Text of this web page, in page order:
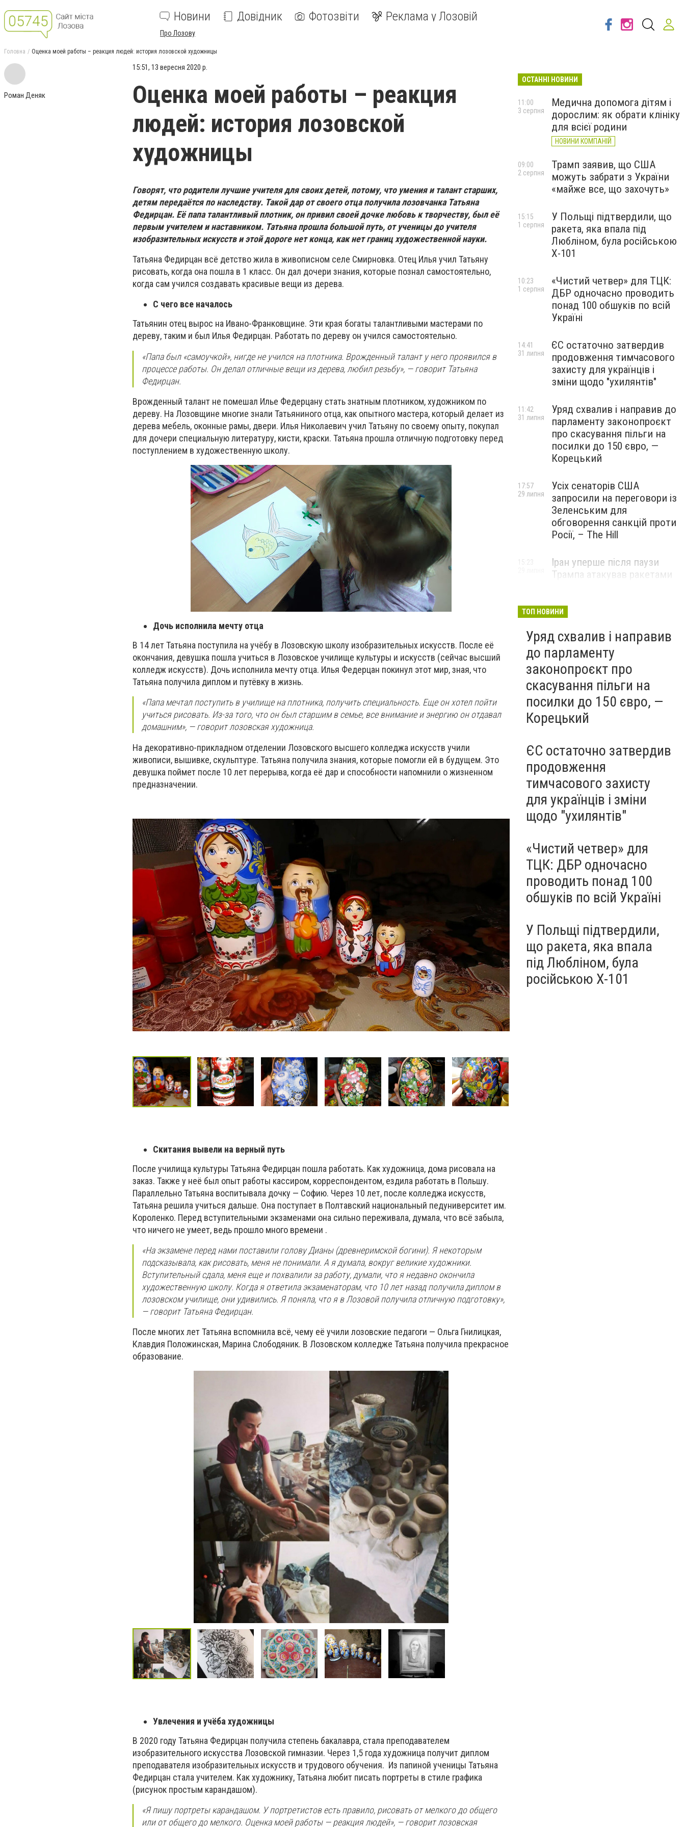
Новини Довідник Фотозвіти Реклама у Лозовій
Про Лозову
Головна Оценка моей работы – реакция людей: история лозовской художницы
Роман Деняк
15:51, 13 вересня 2020 р.
Оценка моей работы – реакция
людей: история лозовской
художницы
Говорят, что родители лучшие учителя для своих детей, потому, что умения и талант старших,
детям передаётся по наследству. Такой дар от своего отца получила лозовчанка Татьяна
Федирцан. Её папа талантливый плотник, он привил своей дочке любовь к творчеству, был её
первым учителем и наставником. Татьяна прошла большой путь, от ученицы до учителя
изобразительных искусств и этой дороге нет конца, как нет границ художественной науки.
Татьяна Федирцан всё детство жила в живописном селе Смирновка. Отец Илья учил Татьяну
рисовать, когда она пошла в 1 класс. Он дал дочери знания, которые познал самостоятельно,
когда сам учился создавать красивые вещи из дерева.
С чего все началось
Татьянин отец вырос на Ивано-Франковщине. Эти края богаты талантливыми мастерами по
дереву, таким и был Илья Федирцан. Работать по дереву он учился самостоятельно.
«Папа был «самоучкой», нигде не учился на плотника. Врожденный талант у него проявился в
процессе работы. Он делал отличные вещи из дерева, любил резьбу», — говорит Татьяна
Федирцан.
Врожденный талант не помешал Илье Федерцану стать знатным плотником, художником по
дереву. На Лозовщине многие знали Татьяниного отца, как опытного мастера, который делает из
дерева мебель, оконные рамы, двери. Илья Николаевич учил Татьяну по своему опыту, покупал
для дочери специальную литературу, кисти, краски. Татьяна прошла отличную подготовку перед
поступлением в художественную школу.
Дочь исполнила мечту отца
В 14 лет Татьяна поступила на учёбу в Лозовскую школу изобразительных искусств. После её
окончания, девушка пошла учиться в Лозовское училище культуры и искусств (сейчас высший
колледж искусств). Дочь исполнила мечту отца. Илья Федерцан покинул этот мир, зная, что
Татьяна получила диплом и путёвку в жизнь.
«Папа мечтал поступить в училище на плотника, получить специальность. Еще он хотел пойти
учиться рисовать. Из-за того, что он был старшим в семье, все внимание и энергию он отдавал
домашним», — говорит лозовская художница.
На декоративно-прикладном отделении Лозовского высшего колледжа искусств учили
живописи, вышивке, скульптуре. Татьяна получила знания, которые помогли ей в будущем. Это
девушка поймет после 10 лет перерыва, когда её дар и способности напомнили о жизненном
предназначении.
Скитания вывели на верный путь
После училища культуры Татьяна Федирцан пошла работать. Как художница, дома рисовала на
заказ. Также у неё был опыт работы кассиром, корреспондентом, ездила работать в Польшу.
Параллельно Татьяна воспитывала дочку — Софию. Через 10 лет, после колледжа искусств,
Татьяна решила учиться дальше. Она поступает в Полтавский национальный педуниверситет им.
Короленко. Перед вступительными экзаменами она сильно переживала, думала, что всё забыла,
что ничего не умеет, ведь прошло много времени .
«На экзамене перед нами поставили голову Дианы (древнеримской богини). Я некоторым
подсказывала, как рисовать, меня не понимали. А я думала, вокруг великие художники.
Вступительный сдала, меня еще и похвалили за работу, думали, что я недавно окончила
художественную школу. Когда я ответила экзаменаторам, что 10 лет назад получила диплом в
лозовском училище, они удивились. Я поняла, что я в Лозовой получила отличную подготовку»,
— говорит Татьяна Федирцан.
После многих лет Татьяна вспомнила всё, чему её учили лозовские педагоги — Ольга Гнилицкая,
Клавдия Положинская, Марина Слободяник. В Лозовском колледже Татьяна получила прекрасное
образование.
Увлечения и учёба художницы
В 2020 году Татьяна Федирцан получила степень бакалавра, стала преподавателем
изобразительного искусства Лозовской гимназии. Через 1,5 года художница получит диплом
преподавателя изобразительных искусств и трудового обучения. Из папиной ученицы Татьяна
Федирцан стала учителем. Как художнику, Татьяна любит писать портреты в стиле графика
(рисунок простым карандашом).
«Я пишу портреты карандашом. У портретистов есть правило, рисовать от мелкого до общего
или от общего до мелкого. Оценка моей работы — реакция людей», — говорит лозовская
ОСТАННІ НОВИНИ
Медична допомога дітям і
дорослим: як обрати клініку
для всієї родини
НОВИНИ КОМПАНІЙ
11:00
3 серпня
Трамп заявив, що США
можуть забрати з України
«майже все, що захочуть»
09:00
2 серпня
У Польщі підтвердили, що
ракета, яка впала під
Любліном, була російською
Х-101
15:15
1 серпня
«Чистий четвер» для ТЦК:
ДБР одночасно проводить
понад 100 обшуків по всій
Україні
10:23
1 серпня
ЄС остаточно затвердив
продовження тимчасового
захисту для українців і
зміни щодо "ухилянтів"
14:41
31 липня
Уряд схвалив і направив до
парламенту законопроєкт
про скасування пільги на
посилки до 150 євро, —
Корецький
11:42
31 липня
Усіх сенаторів США
запросили на переговори із
Зеленським для
обговорення санкцій проти
Росії, – The Hill
17:57
29 липня
Іран уперше після паузи
Трампа атакував ракетами
15:23
ТОП НОВИНИ
Уряд схвалив і направив
до парламенту
законопроєкт про
скасування пільги на
посилки до 150 євро, —
Корецький
ЄС остаточно затвердив
продовження
тимчасового захисту
для українців і зміни
щодо "ухилянтів"
«Чистий четвер» для
ТЦК: ДБР одночасно
проводить понад 100
обшуків по всій Україні
У Польщі підтвердили,
що ракета, яка впала
під Любліном, була
російською Х-101